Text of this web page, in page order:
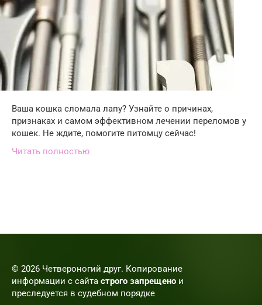
Ваша кошка сломала лапу? Узнайте о причинах,
признаках и самом эффективном лечении переломов у
кошек. Не ждите, помогите питомцу сейчас!
Читать полностью
© 2026 Четвероногий друг. Копирование
информации с сайта строго запрещено и
преследуется в судебном порядке